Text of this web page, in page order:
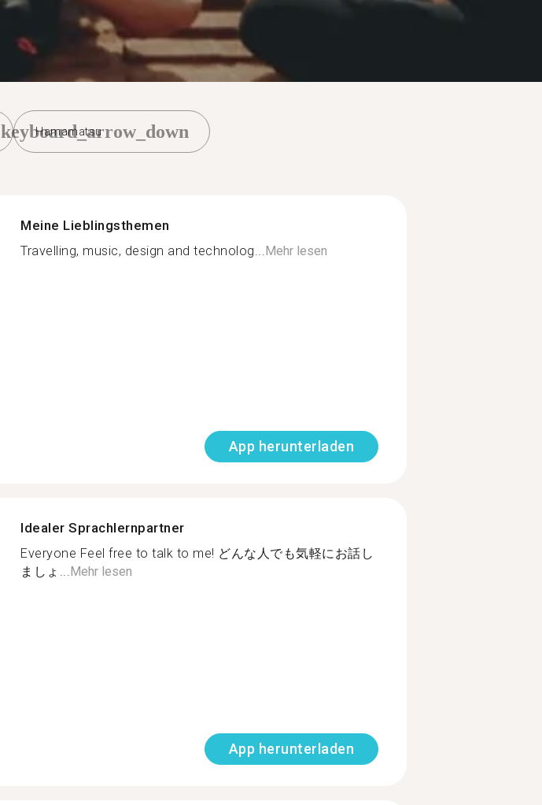
Hamamatsu
keyboard_arrow_down
Meine Lieblingsthemen
Travelling, music, design and technolog...Mehr lesen
App herunterladen
Idealer Sprachlernpartner
Everyone Feel free to talk to me! どんな人でも気軽にお話し
ましょ...Mehr lesen
App herunterladen